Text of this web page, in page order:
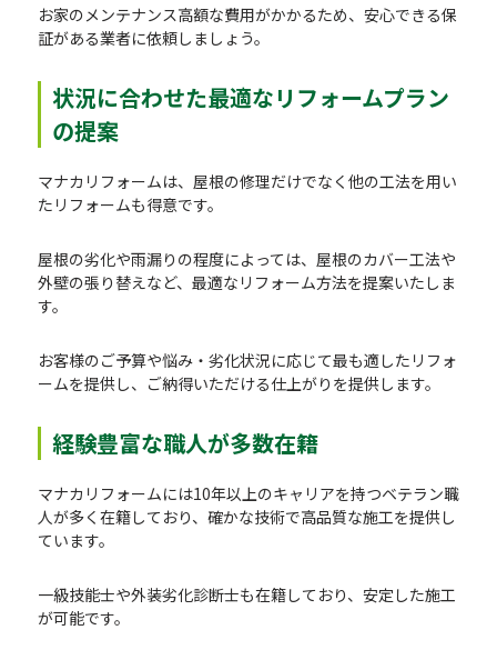
お家のメンテナンス高額な費用がかかるため、安心できる保
証がある業者に依頼しましょう。
状況に合わせた最適なリフォームプラン
の提案
マナカリフォームは、屋根の修理だけでなく他の工法を用い
たリフォームも得意です。
屋根の劣化や雨漏りの程度によっては、屋根のカバー工法や
外壁の張り替えなど、最適なリフォーム方法を提案いたしま
す。
お客様のご予算や悩み・劣化状況に応じて最も適したリフォ
ームを提供し、ご納得いただける仕上がりを提供します。
経験豊富な職人が多数在籍
マナカリフォームには10年以上のキャリアを持つベテラン職
人が多く在籍しており、確かな技術で高品質な施工を提供し
ています。
一級技能士や外装劣化診断士も在籍しており、安定した施工
が可能です。